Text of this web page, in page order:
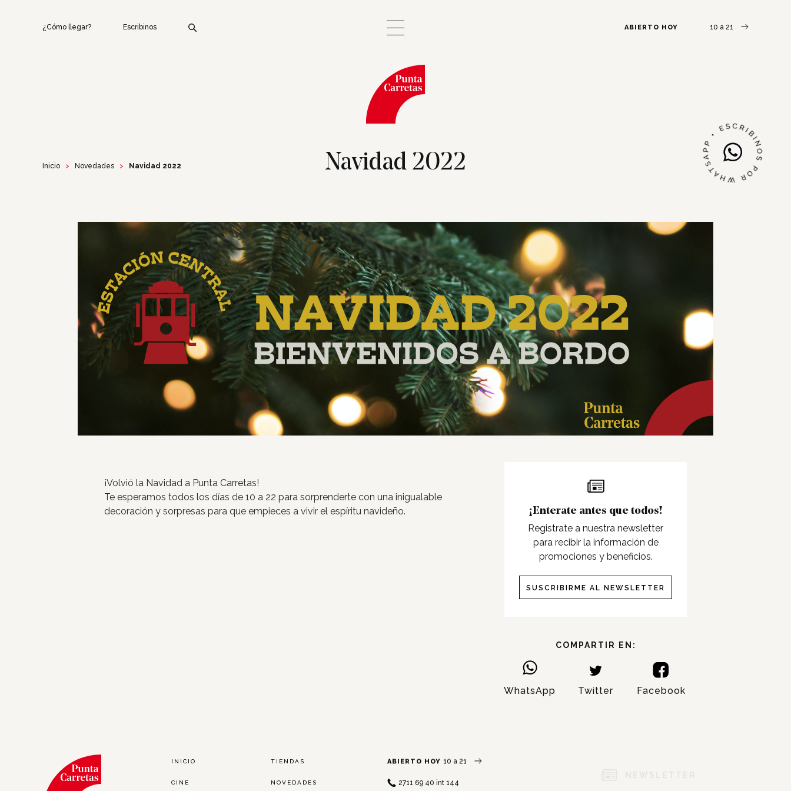
Inicio
Tiendas
Novedades
Gift Cards y Colectivos
Cine
¿Cómo llegar? Escribinos ABIERTO HOY 10 a 21
Inicio Novedades Navidad 2022 Navidad 2022
¡Volvió la Navidad a Punta Carretas!
Te esperamos todos los días de 10 a 22 para sorprenderte con una inigualable
decoración y sorpresas para que empieces a vivir el espíritu navideño.
¡Enterate antes que todos!
Registrate a nuestra newsletter
para recibir la información de
promociones y beneficios.
SUSCRIBIRME AL NEWSLETTER
COMPARTIR EN:
WhatsApp Twitter Facebook
INICIO TIENDAS
CINE NOVEDADES
ABIERTO HOY 10 a 21
2711 69 40 int 144